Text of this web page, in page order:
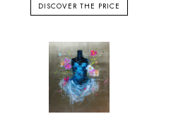
DISCOVER THE PRICE